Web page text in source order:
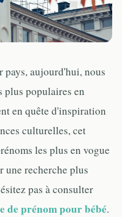
pays, aujourd'hui, nous
plus populaires en
en quête d'inspiration
culturelles, cet
les plus en vogue
une recherche plus
pas à consulter
de prénom pour bébé.